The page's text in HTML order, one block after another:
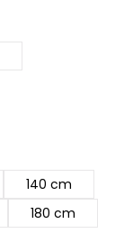
140 cm
180 cm